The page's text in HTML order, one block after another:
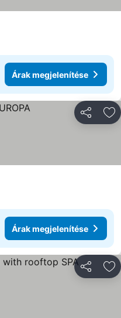
Árak megjelenítése
Árak megjelenítése